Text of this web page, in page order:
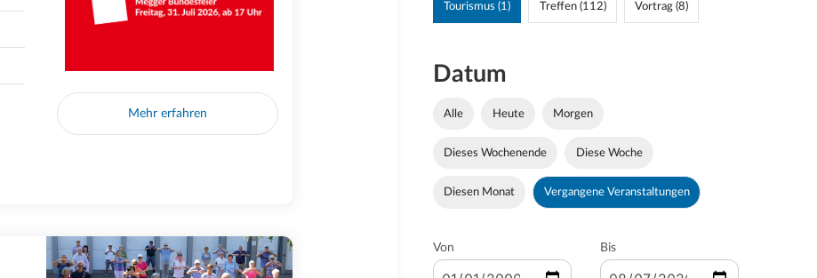
Mehr erfahren
Tourismus (1) Treffen (112) Vortrag (8)
Datum
Alle Heute Morgen
Dieses Wochenende Diese Woche
Diesen Monat Vergangene Veranstaltungen
Von Bis